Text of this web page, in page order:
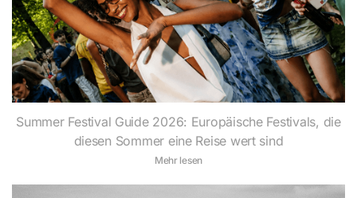
Summer Festival Guide 2026: Europäische Festivals, die
diesen Sommer eine Reise wert sind
Mehr lesen